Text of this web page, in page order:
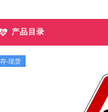
产品目录
-现货